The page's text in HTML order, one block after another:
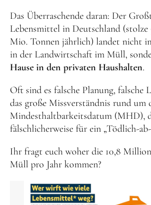
Groß & Klein-
Kindergeburtstag im
Mitmachen
FSJ/BFD/FÖJ
Spenden
Schenk ein Lächeln, statt ein
Kontakt
Linktree
Newsletter
Das Überraschende daran: Der
Lebensmittel in Deutschland (stolze
Mio. Tonnen jährlich) landet nicht
in der Landwirtschaft im Müll,
Hause in den privaten Haushalten.
Oft sind es falsche Planung, falsche
das große Missverständnis rund um
Mindesthaltbarkeitsdatum (MHD),
fälschlicherweise für ein „Tödlich-
Ihr fragt euch woher die 10,8
Müll pro Jahr kommen?